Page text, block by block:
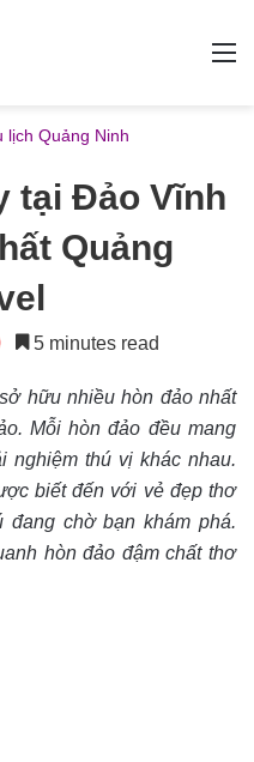
lịch Quảng Ninh
tại Đảo Vĩnh
Quảng
5 minutes read
hữu nhiều hòn đảo nhất
Mỗi hòn đảo đều mang
nghiệm thú vị khác nhau.
biết đến với vẻ đẹp thơ
đang chờ bạn khám phá.
hòn đảo đậm chất thơ